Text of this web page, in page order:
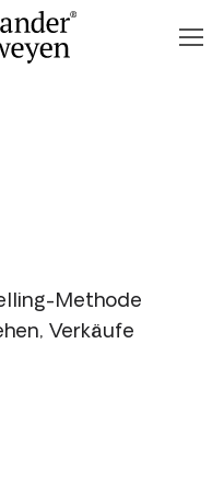
Methode
Verkäufe